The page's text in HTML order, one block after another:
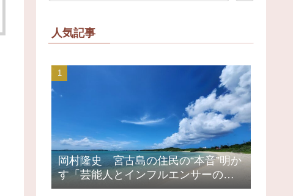
人気記事
岡村隆史 宮古島の住民の“本音”明か
す「芸能人とインフルエンサーの島
になってしまったって」